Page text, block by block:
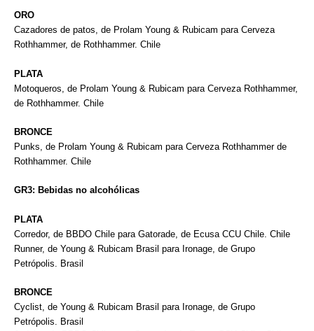
ORO
Cazadores de patos, de Prolam Young & Rubicam para Cerveza
Rothhammer, de Rothhammer. Chile
PLATA
Motoqueros, de Prolam Young & Rubicam para Cerveza Rothhammer,
de Rothhammer. Chile
BRONCE
Punks, de Prolam Young & Rubicam para Cerveza Rothhammer de
Rothhammer. Chile
GR3: Bebidas no alcohólicas
PLATA
Corredor, de BBDO Chile para Gatorade, de Ecusa CCU Chile. Chile
Runner, de Young & Rubicam Brasil para Ironage, de Grupo
Petrópolis. Brasil
BRONCE
Cyclist, de Young & Rubicam Brasil para Ironage, de Grupo
Petrópolis. Brasil